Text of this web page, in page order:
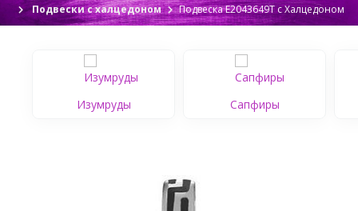
Подвески с халцедоном
Подвеска Е2043649Т с Халцедоном
Изумруды Сапфиры